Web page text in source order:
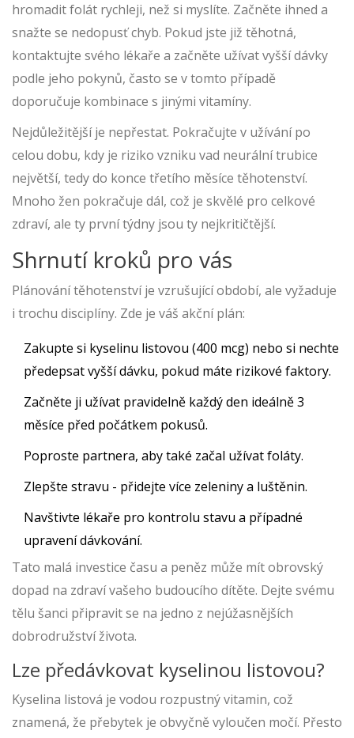
hromadit folát rychleji, než si myslíte. Začněte ihned a
snažte se nedopusť chyb. Pokud jste již těhotná,
kontaktujte svého lékaře a začněte užívat vyšší dávky
podle jeho pokynů, často se v tomto případě
doporučuje kombinace s jinými vitamíny.
Nejdůležitější je nepřestat. Pokračujte v užívání po
celou dobu, kdy je riziko vzniku vad neurální trubice
největší, tedy do konce třetího měsíce těhotenství.
Mnoho žen pokračuje dál, což je skvělé pro celkové
zdraví, ale ty první týdny jsou ty nejkritičtější.
Shrnutí kroků pro vás
Plánování těhotenství je vzrušující období, ale vyžaduje
i trochu disciplíny. Zde je váš akční plán:
Zakupte si kyselinu listovou (400 mcg) nebo si nechte
předepsat vyšší dávku, pokud máte rizikové faktory.
Začněte ji užívat pravidelně každý den ideálně 3
měsíce před počátkem pokusů.
Poproste partnera, aby také začal užívat foláty.
Zlepšte stravu - přidejte více zeleniny a luštěnin.
Navštivte lékaře pro kontrolu stavu a případné
upravení dávkování.
Tato malá investice času a peněz může mít obrovský
dopad na zdraví vašeho budoucího dítěte. Dejte svému
tělu šanci připravit se na jedno z nejúžasnějších
dobrodružství života.
Lze předávkovat kyselinou listovou?
Kyselina listová je vodou rozpustný vitamin, což
znamená, že přebytek je obvyčně vyloučen močí. Přesto